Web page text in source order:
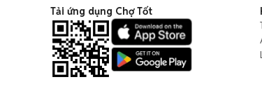
Tải ứng dụng Chợ Tốt